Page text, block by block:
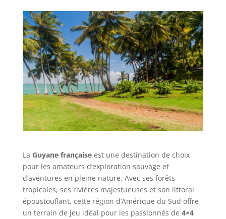
La Guyane françaiseest une destination de choix
pour les amateurs d’exploration sauvage et
d’aventures en pleine nature. Avec ses forêts
tropicales, ses rivières majestueuses et son littoral
époustouflant, cette région d’Amérique du Sud offre
un terrain de jeu idéal pour les passionnés de 4×4